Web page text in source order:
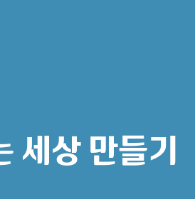
세상 만들기